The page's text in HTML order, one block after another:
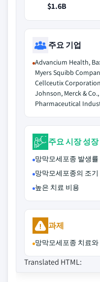
$1.6B
주요 기업
Advancium Health,
Myers Squibb
Cellceutix
Johnson, Merck &
Pharmaceutical
주요 시장 성
망막모세포종 발생
망막모세포종의 조
높은 치료 비용
과제
망막모세포종 치료
Translated HTML: